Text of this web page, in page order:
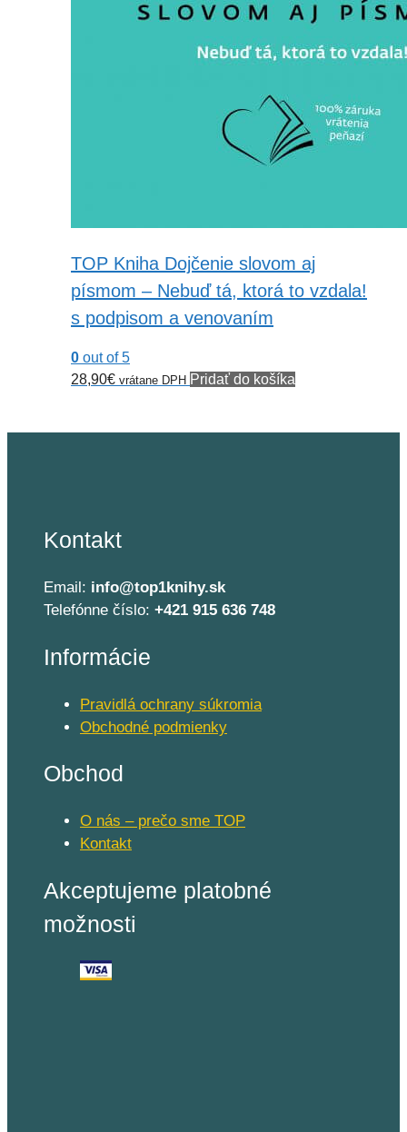
TOP Kniha Dojčenie slovom aj
písmom – Nebuď tá, ktorá to vzdala!
s podpisom a venovaním
0 out of 5
28,90€ vrátane DPH Pridať do košíka
Kontakt
Email: info@top1knihy.sk
Telefónne číslo: +421 915 636 748
Informácie
Pravidlá ochrany súkromia
Obchodné podmienky
Obchod
O nás – prečo sme TOP
Kontakt
Akceptujeme platobné
možnosti